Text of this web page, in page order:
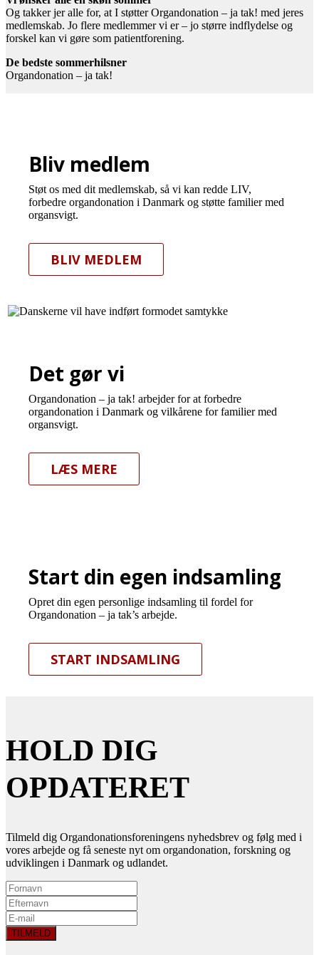
Og takker jer alle for, at I støtter Organdonation – ja tak! med jeres
medlemskab. Jo flere medlemmer vi er – jo større indflydelse og
forskel kan vi gøre som patientforening.
De bedste sommerhilsner
Organdonation – ja tak!
Bliv medlem
Støt os med dit medlemskab, så vi kan redde LIV,
forbedre organdonation i Danmark og støtte familier med
organsvigt.
BLIV MEDLEM
Det gør vi
Organdonation – ja tak! arbejder for at forbedre
organdonation i Danmark og vilkårene for familier med
organsvigt.
LÆS MERE
Start din egen indsamling
Opret din egen personlige indsamling til fordel for
Organdonation – ja tak’s arbejde.
START INDSAMLING
HOLD DIG
OPDATERET
Tilmeld dig Organdonationsforeningens nyhedsbrev og følg med i
vores arbejde og få seneste nyt om organdonation, forskning og
udviklingen i Danmark og udlandet.